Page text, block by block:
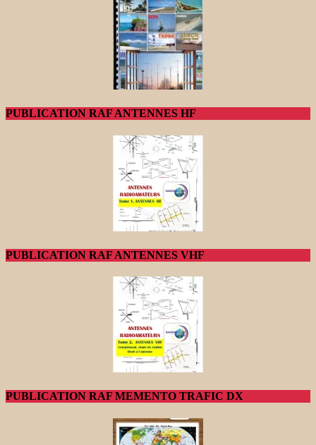
PUBLICATION RAF ANTENNES HF
PUBLICATION RAF ANTENNES VHF
PUBLICATION RAF MEMENTO TRAFIC DX